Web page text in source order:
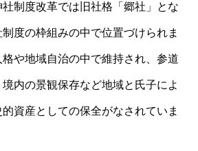
制度改革では旧社格「郷社」とな
度の枠組みの中で位置づけられま
や地域自治の中で維持され、参道
内の景観保存など地域と氏子によ
資産としての保全がなされていま